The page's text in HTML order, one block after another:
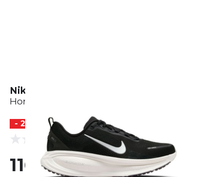
Nike Vomero 18
Homme
- 28 %
BESTSELLER
0.0 (0 Avis)
116,96 € 161,33 €